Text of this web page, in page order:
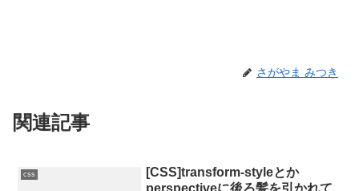
さがやま みつき
関連記事
css
[CSS]transform-styleとか
perspectiveに後ろ髪を引かれて